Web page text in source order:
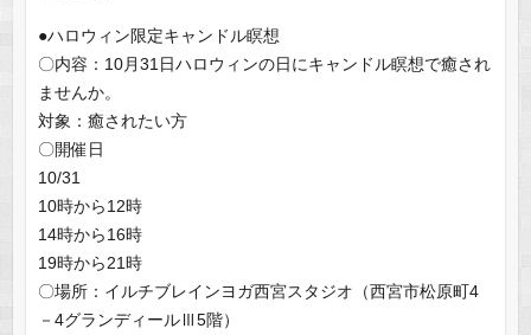
●ハロウィン限定キャンドル瞑想
〇内容：10月31日ハロウィンの日にキャンドル瞑想で癒され
ませんか。
対象：癒されたい方
〇開催日
10/31
10時から12時
14時から16時
19時から21時
〇場所：イルチブレインヨガ西宮スタジオ（西宮市松原町4
－4グランディールⅢ5階）